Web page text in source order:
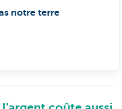
notre terre